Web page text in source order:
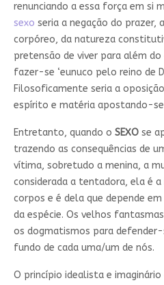
renunciando a essa força em si
sexo seria a negação do prazer,
corpóreo, da natureza
pretensão de viver para além
fazer-se ‘eunuco pelo reino de
Filosoficamente seria a
espírito e matéria apostando-
Entretanto, quando o SEXOse
trazendo as consequências de
vítima, sobretudo a menina, a
considerada a tentadora, ela é
corpos e é dela que depende
da espécie. Os velhos
os dogmatismos para
fundo de cada uma/um de nós.
O princípio idealista e